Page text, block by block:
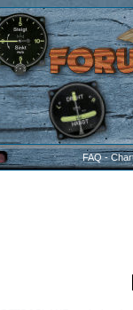
FAQ-